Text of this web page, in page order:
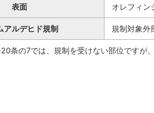
表面 オレフィン
アルデヒド規制 規制対象外
条の7では、規制を受けない部位です